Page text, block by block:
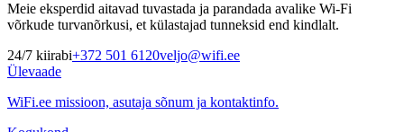
Meie eksperdid aitavad tuvastada ja parandada avalike Wi-Fi
võrkude turvanõrkusi, et külastajad tunneksid end kindlalt.
24/7 kiirabi+372 501 6120veljo@wifi.ee
Ülevaade
WiFi.ee missioon, asutaja sõnum ja kontaktinfo.